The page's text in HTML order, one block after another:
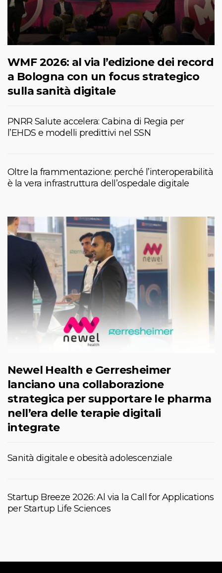
WMF 2026: al via l’edizione dei record
a Bologna con un focus strategico
sulla sanità digitale
PNRR Salute accelera: Cabina di Regia per
l’EHDS e modelli predittivi nel SSN
Oltre la frammentazione: perché l’interoperabilità
è la vera infrastruttura dell’ospedale digitale
Newel Health e Gerresheimer
lanciano una collaborazione
strategica per supportare le pharma
nell’era delle terapie digitali
integrate
Sanità digitale e obesità adolescenziale
Startup Breeze 2026: Al via la Call for Applications
per Startup Life Sciences